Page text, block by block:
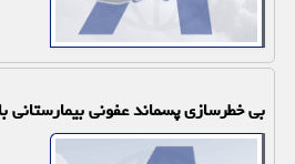
بی خطرسازی پسماند عفونی بیمارستانی